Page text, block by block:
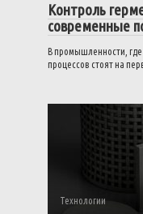
Контроль
современные
В промышленности, где
процессов стоят на
Технологии